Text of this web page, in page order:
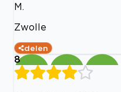
M.
Zwolle
delen
8